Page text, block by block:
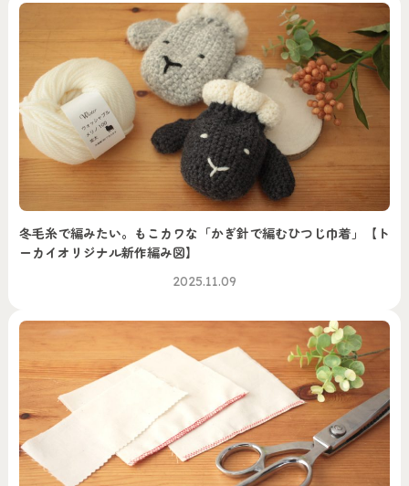
冬毛糸で編みたい。もこカワな「かぎ針で編むひつじ巾着」【ト
ーカイオリジナル新作編み図】
2025.11.09